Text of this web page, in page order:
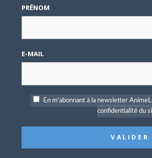
PRÉNOM
E-MAIL
En m'abonnant à la newsletter
confidentialité du